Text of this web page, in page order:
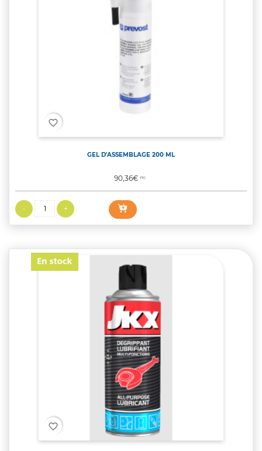
favorite_border
GEL D'ASSEMBLAGE 200 ML
Prix
90,36€TTC
favorite_border